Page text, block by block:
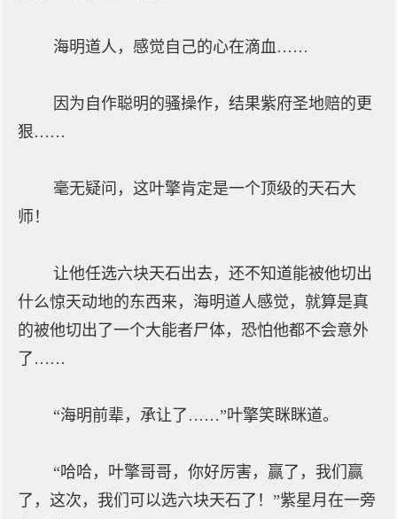
海明道人，感觉自己的心在滴血……
因为自作聪明的骚操作，结果紫府圣地赔的更
狠……
毫无疑问，这叶擎肯定是一个顶级的天石大
师！
让他任选六块天石出去，还不知道能被他切出
什么惊天动地的东西来，海明道人感觉，就算是真
的被他切出了一个大能者尸体，恐怕他都不会意外
了……
“海明前辈，承让了……”叶擎笑眯眯道。
“哈哈，叶擎哥哥，你好厉害，赢了，我们赢
了，这次，我们可以选六块天石了！”紫星月在一旁